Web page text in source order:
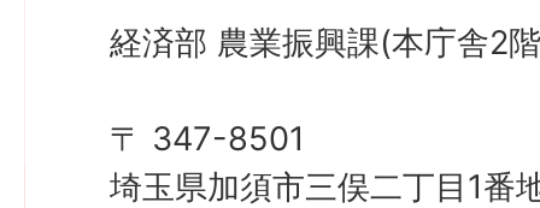
経済部 農業振興課(本庁舎2
〒 347-8501
埼玉県加須市三俣二丁目1番